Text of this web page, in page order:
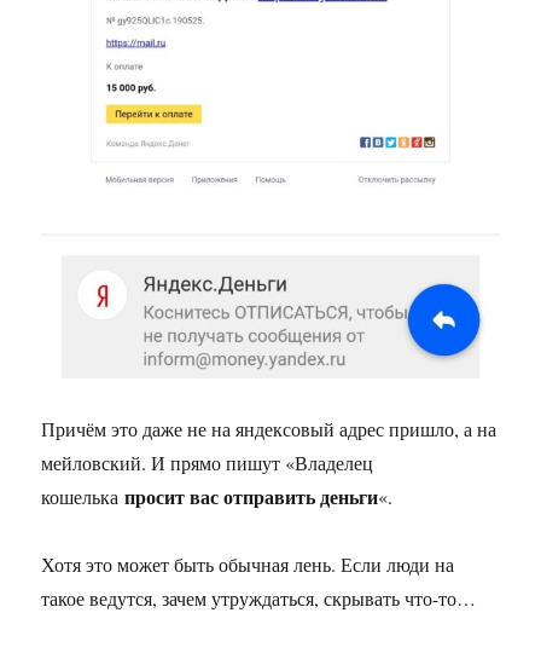
Причём это даже не на яндексовый адрес пришло, а на
мейловский. И прямо пишут «Владелец
кошелькапросит вас отправить деньги«.
Хотя это может быть обычная лень. Если люди на
такое ведутся, зачем утруждаться, скрывать что-то…